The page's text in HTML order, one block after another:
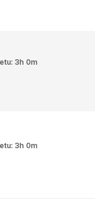
3h 0m
3h 0m